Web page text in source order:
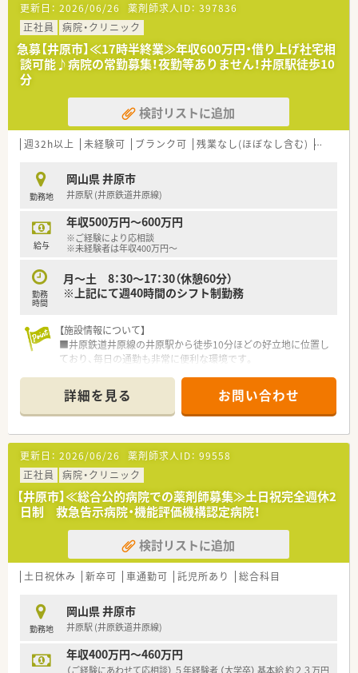
＜業務内容＞
■調剤業務、服薬指導、薬剤情報の提供、秒等業務など
■薬剤師人数1.5名体制、1人薬剤師の日もありますが、非常勤も
いらっしゃいますのでお休みも取れる環境です。
■現場の先輩薬剤師より指導を受けて頂きます。病院経験のな
い方やブランクのある方もご相談ください。
＜こんな方にもオススメ＞
■余裕を持った働き方を希望されている方
■病院業務に興味のある方
更新日： 2026/06/26 薬剤師求人ID： 397836
正社員
病院・クリニック
急募【井原市】≪17時半終業≫年収600万円・借り上げ社宅相
談可能♪病院の常勤募集！夜勤等ありません！井原駅徒歩10
分
検討リストに追加
週32h以上 未経験可 ブランク可 残業なし(ほぼなし含む) 車通勤
勤務地
岡山県 井原市
井原駅 (井原鉄道井原線)
給与
年収500万円～600万円
※ご経験により応相談
※未経験者は年収400万円～
勤務
時間
月～土 8：30～17：30（休憩60分）
※上記にて週40時間のシフト制勤務
【施設情報について】
■井原鉄道井原線の井原駅から徒歩10分ほどの好立地に位置し
ており、毎日の通勤も非常に便利な環境です。
おり、地域医療の中核を担う環境で働けます。
■現在は薬剤師常勤1名と調剤助手1名の少人数体制で業務を行
っており、連携を取りながら業務を進めます。
【こんな取り組みをしています】
■井原地区で初となる介護医療院を開設するなど、地域の医療ニ
ーズに合わせて新しい取り組みを積極的に行っています。
■透析医療やリハビリテーションなど専門性の高い医療サービ
スの提供にも力を入れ、地域医療の質を高めています。
■在宅支援を含めた地域医療への貢献を重視しており、退院後の
患者様の生活も支える包括的な体制があります。
【こんな方にオススメ】
■病院での勤務に興味があるものの経験がなく、基礎からしっか
■年収アップを目指しながら、ワークライフバランスの整った環
境で長く働きたいと考えている方にお勧めします。
■調剤業務だけでなく病棟業務やチーム医療に関わり、薬剤師と
しての職能を広げたい方に適している求人です。
詳細を見る お問い合わせ
更新日： 2026/06/26 薬剤師求人ID： 99558
正社員
病院・クリニック
【井原市】≪総合公的病院での薬剤師募集≫土日祝完全週休2
日制 救急告示病院・機能評価機構認定病院！
検討リストに追加
土日祝休み 新卒可 車通勤可 託児所あり 総合科目
勤務地
岡山県 井原市
井原駅 (井原鉄道井原線)
年収400万円～460万円